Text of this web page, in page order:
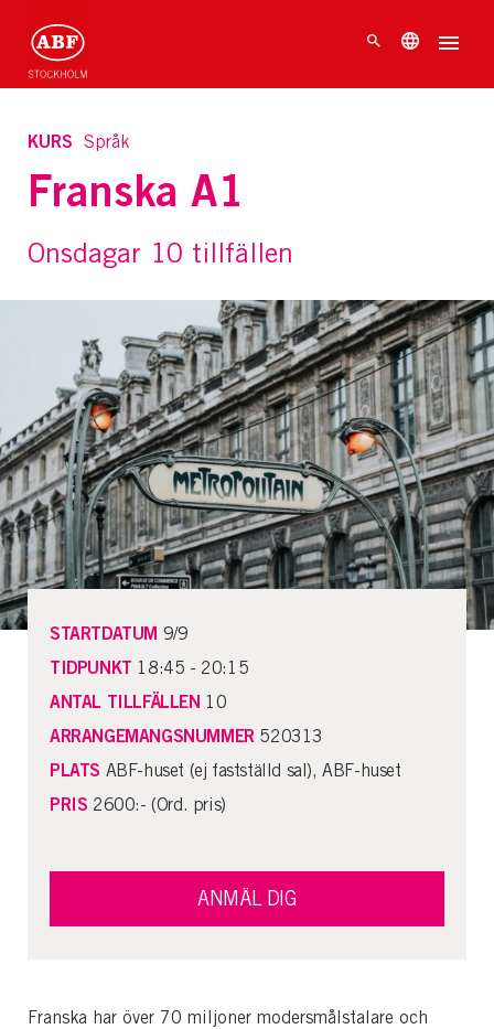
KURS Språk
Franska A1
Onsdagar 10 tillfällen
Franska har över 70 miljoner modersmålstalare och
STARTDATUM 9/9
TIDPUNKT 18:45 - 20:15
ANTAL TILLFÄLLEN 10
ARRANGEMANGSNUMMER 520313
PLATS ABF-huset (ej fastställd sal), ABF-huset
PRIS 2600:- (Ord. pris)
ANMÄL DIG